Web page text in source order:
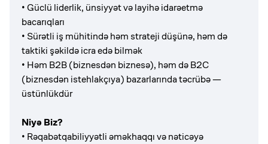
• Güclü liderlik, ünsiyyət və layihə idarəetmə
bacarıqları
• Sürətli iş mühitində həm strateji düşünə, həm də
taktiki şəkildə icra edə bilmək
• Həm B2B (biznesdən biznesə), həm də B2C
(biznesdən istehlakçıya) bazarlarında təcrübə —
üstünlükdür
Niyə Biz?
• Rəqabətqabiliyyətli əməkhaqqı və nəticəyə